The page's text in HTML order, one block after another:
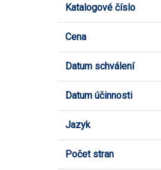
Katalogové číslo
Cena
Datum schválení
Datum účinnosti
Jazyk
Počet stran